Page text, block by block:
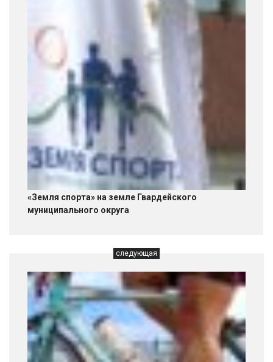
«Земля спорта» на земле Гвардейского
муниципального округа
следующая